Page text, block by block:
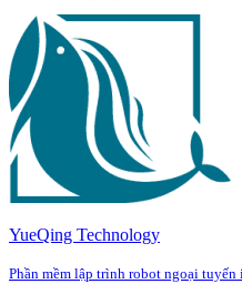
YueQing Technology
Phần mềm lập trình robot ngoại